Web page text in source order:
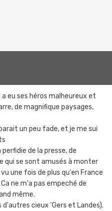
eu ses héros malheureux et
de magnifique paysages,
un peu fade, et je me sui
de la presse, de
qui se sont amusés à monter
une fois de plus qu'en France
ne m'a pas empeché de
même.
cieux 'Gers et Landes).